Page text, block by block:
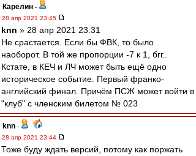
Карелин -
28 апр 2021 23:45
knn » 28 апр 2021 23:31
Не срастается. Если бы ФВК, то было
наоборот. В той же пропорции -7 к 1, бгг..
Кстате, в КЕЧ и ЛЧ может быть ещё одно
историческое событие. Первый франко-
английский финал. Причём ПСЖ может войти в
"клуб" с членским билетом № 023
knn -
28 апр 2021 23:44
Тоже буду ждать версий, потому как поржать